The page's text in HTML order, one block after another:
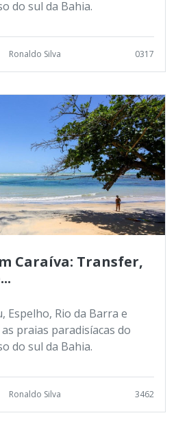
do sul da Bahia.
Ronaldo Silva 0317
Caraíva: Transfer,
Espelho, Rio da Barra e
praias paradisíacas do
do sul da Bahia.
Ronaldo Silva 3462